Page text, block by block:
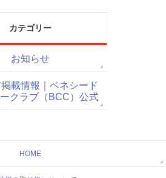
カテゴリー
お知らせ
掲載情報｜ベネシード
クラブ（BCC）公式
HOME